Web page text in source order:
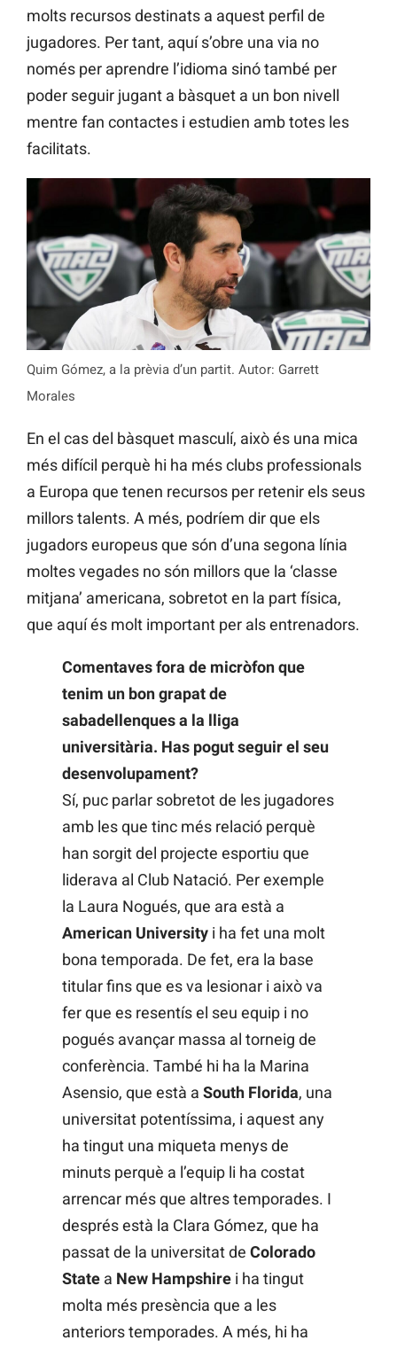
molts recursos destinats a aquest perfil de
jugadores. Per tant, aquí s’obre una via no
només per aprendre l’idioma sinó també per
poder seguir jugant a bàsquet a un bon nivell
mentre fan contactes i estudien amb totes les
facilitats.
Quim Gómez, a la prèvia d’un partit. Autor: Garrett
Morales
En el cas del bàsquet masculí, això és una mica
més difícil perquè hi ha més clubs professionals
a Europa que tenen recursos per retenir els seus
millors talents. A més, podríem dir que els
jugadors europeus que són d’una segona línia
moltes vegades no són millors que la ‘classe
mitjana’ americana, sobretot en la part física,
que aquí és molt important per als entrenadors.
Comentaves fora de micròfon que
tenim un bon grapat de
sabadellenques a la lliga
universitària. Has pogut seguir el seu
desenvolupament?
Sí, puc parlar sobretot de les jugadores
amb les que tinc més relació perquè
han sorgit del projecte esportiu que
liderava al Club Natació. Per exemple
la Laura Nogués, que ara està a
American University i ha fet una molt
bona temporada. De fet, era la base
titular fins que es va lesionar i això va
fer que es resentís el seu equip i no
pogués avançar massa al torneig de
conferència. També hi ha la Marina
Asensio, que està a South Florida, una
universitat potentíssima, i aquest any
ha tingut una miqueta menys de
minuts perquè a l’equip li ha costat
arrencar més que altres temporades. I
després està la Clara Gómez, que ha
passat de la universitat de Colorado
State a New Hampshire i ha tingut
molta més presència que a les
anteriors temporades. A més, hi ha